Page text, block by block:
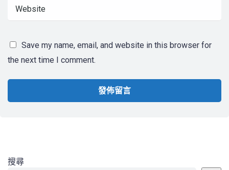
Save my name, email, and website in this browser for
the next time I comment.
搜尋